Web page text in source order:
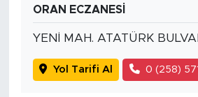
ORAN ECZANESİ
YENİ MAH. ATATÜRK
Yol Tarifi Al 0 (258)